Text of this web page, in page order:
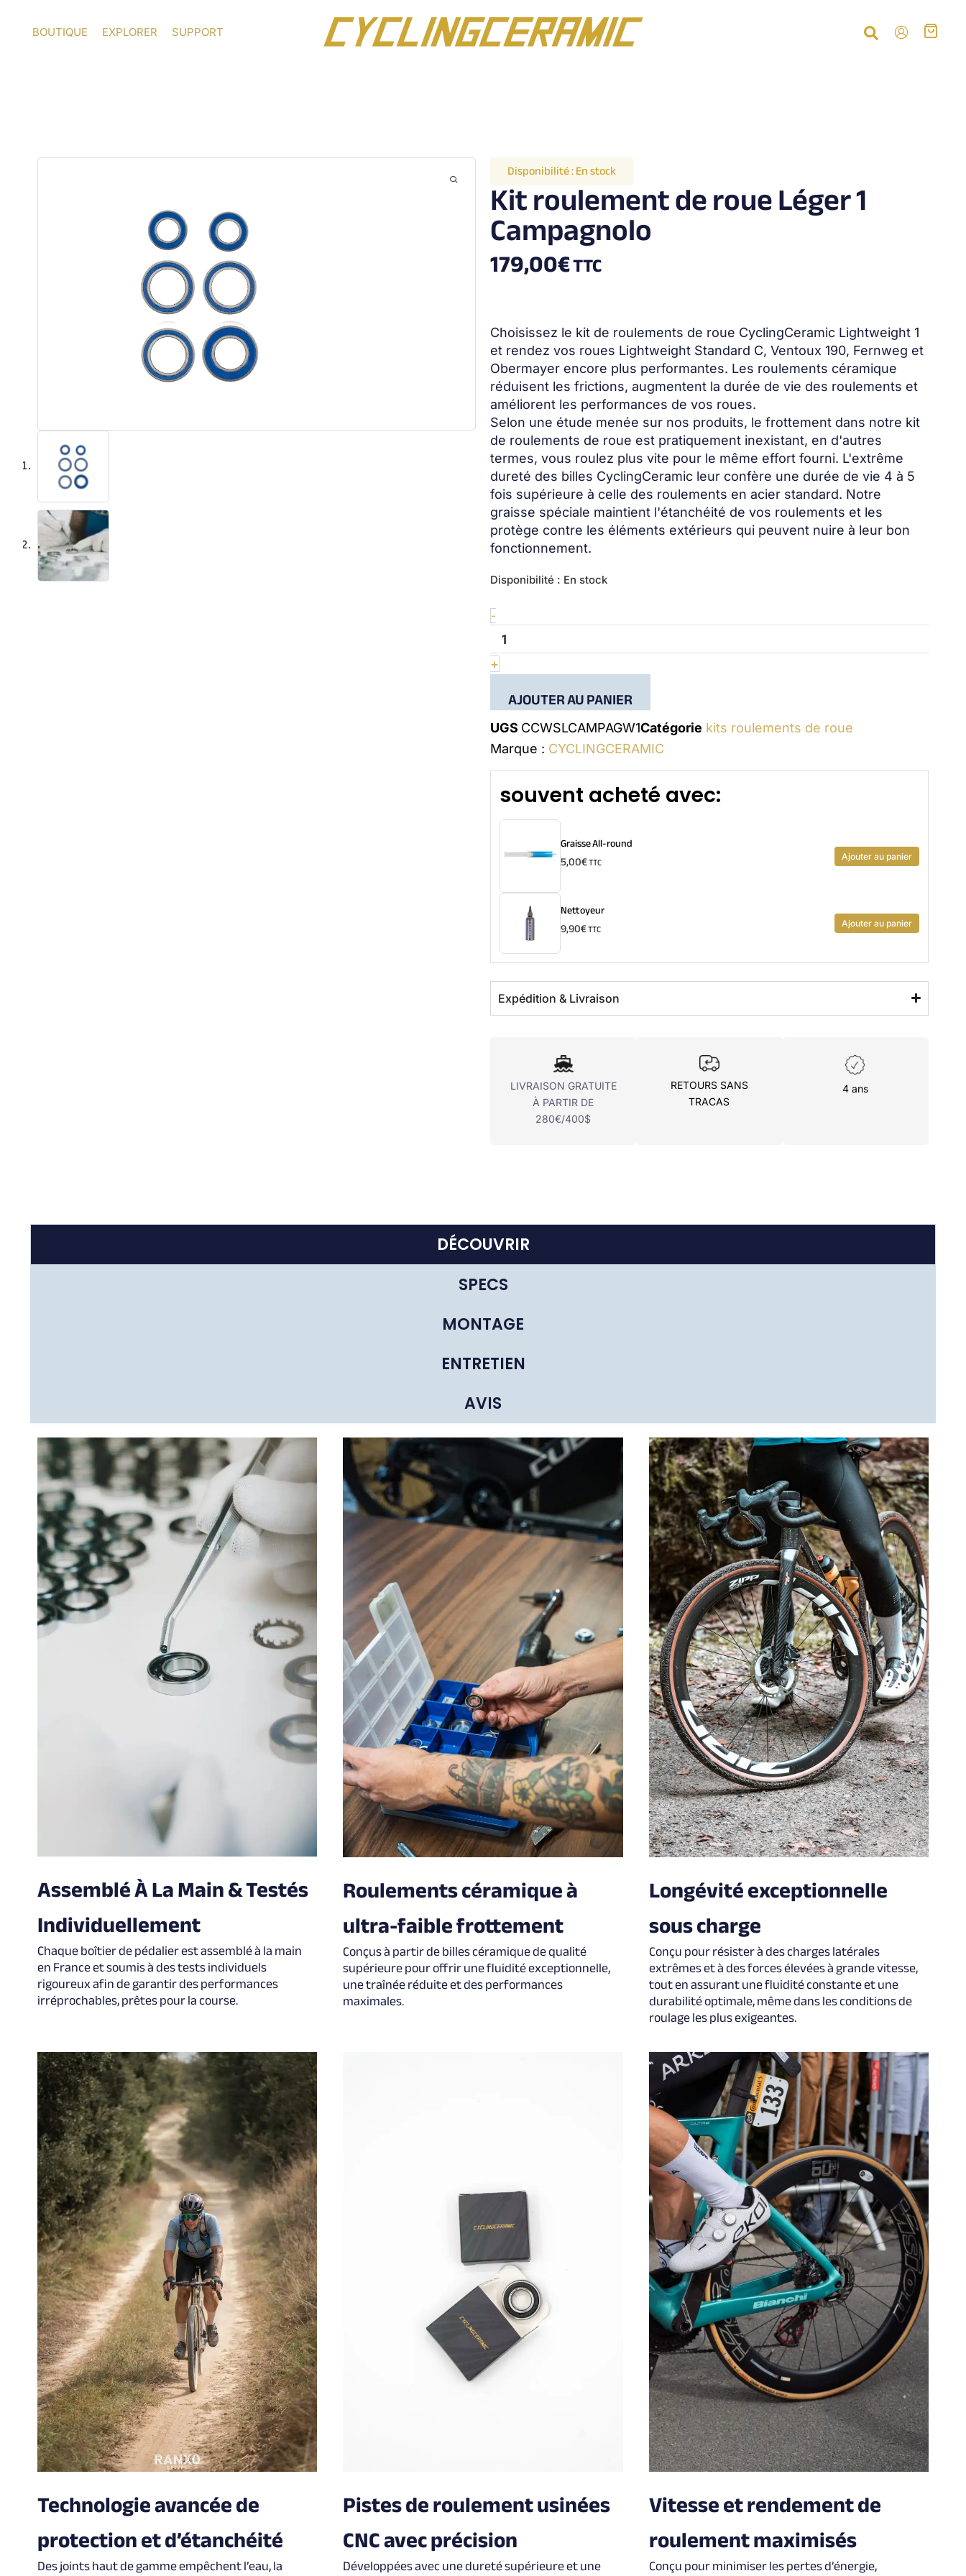
BOUTIQUE EXPLORER SUPPORT
Disponibilité :En stock
Kit roulement de roue Léger 1
Campagnolo
179,00€TTC
Choisissez le kit de roulements de roue CyclingCeramic Lightweight 1
et rendez vos roues Lightweight Standard C, Ventoux 190, Fernweg et
Obermayer encore plus performantes. Les roulements céramique
réduisent les frictions, augmentent la durée de vie des roulements et
améliorent les performances de vos roues.
Selon une étude menée sur nos produits, le frottement dans notre kit
de roulements de roue est pratiquement inexistant, en d'autres
termes, vous roulez plus vite pour le même effort fourni. L'extrême
dureté des billes CyclingCeramic leur confère une durée de vie 4 à 5
fois supérieure à celle des roulements en acier standard. Notre
graisse spéciale maintient l'étanchéité de vos roulements et les
protège contre les éléments extérieurs qui peuvent nuire à leur bon
fonctionnement.
Disponibilité : En stock
-
quantité
Wheel
bearing
kit
Lightweight
1
Campagnolo
+
AJOUTER AU PANIER
UGS CCWSLCAMPAGW1Catégorie kits roulements de roue
Marque : CYCLINGCERAMIC
souvent acheté avec:
Graisse All-round
5,00€TTC Ajouter au panier
Nettoyeur
9,90€TTC Ajouter au panier
Expédition & Livraison
LIVRAISON GRATUITE
À PARTIR DE
280€/400$
RETOURS SANS
TRACAS
4 ans
DÉCOUVRIR
SPECS
MONTAGE
ENTRETIEN
AVIS
Assemblé À La Main & Testés
Individuellement
Chaque boîtier de pédalier est assemblé à la main
en France et soumis à des tests individuels
rigoureux afin de garantir des performances
irréprochables, prêtes pour la course.
Roulements céramique à
ultra-faible frottement
Conçus à partir de billes céramique de qualité
supérieure pour offrir une fluidité exceptionnelle,
une traînée réduite et des performances
maximales.
Longévité exceptionnelle
sous charge
Conçu pour résister à des charges latérales
extrêmes et à des forces élevées à grande vitesse,
tout en assurant une fluidité constante et une
durabilité optimale, même dans les conditions de
roulage les plus exigeantes.
Technologie avancée de
protection et d’étanchéité
Des joints haut de gamme empêchent l’eau, la
Pistes de roulement usinées
CNC avec précision
Développées avec une dureté supérieure et une
Vitesse et rendement de
roulement maximisés
Conçu pour minimiser les pertes d’énergie,